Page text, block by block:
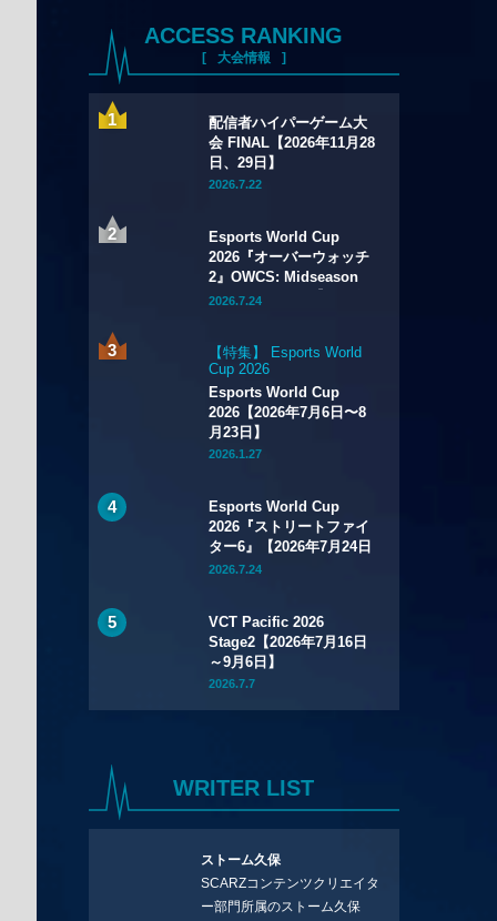
ACCESS RANKING
大会情報
配信者ハイパーゲーム大
会 FINAL【2026年11月28
日、29日】
2026.7.22
Esports World Cup
2026『オーバーウォッチ
2』OWCS: Midseason
Championship【2026年
2026.7.24
【特集】 Esports World
Cup 2026
Esports World Cup
2026【2026年7月6日〜8
月23日】
2026.1.27
Esports World Cup
2026『ストリートファイ
ター6』【2026年7月24日
～8月1日】
2026.7.24
VCT Pacific 2026
Stage2【2026年7月16日
～9月6日】
2026.7.7
WRITER LIST
ストーム久保
SCARZコンテンツクリエイタ
ー部門所属のストーム久保